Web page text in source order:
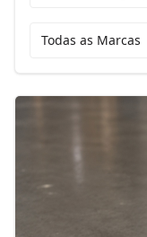
Todas as Marcas